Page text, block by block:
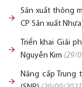
Sản xuất thông
CP Sản xuất
Triển khai Giải
Nguyễn Kim (29/
Nâng cấp Trung